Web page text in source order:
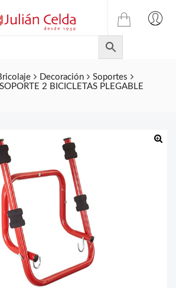
TIENDA
ONLINE
DE
JULIAN
CELDA
Decoración
Soportes
SOPORTE 2 BICICLETAS PLEGABLE